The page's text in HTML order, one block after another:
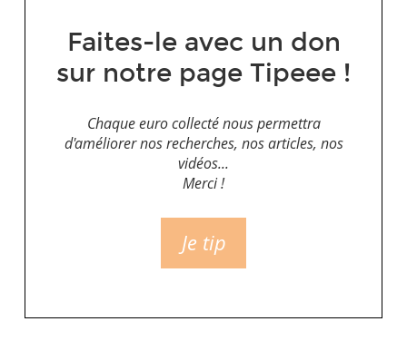
Faites-le avec un don
sur notre page Tipeee !
Chaque euro collecté nous permettra
d'améliorer nos recherches, nos articles, nos
vidéos...
Merci !
Je tip